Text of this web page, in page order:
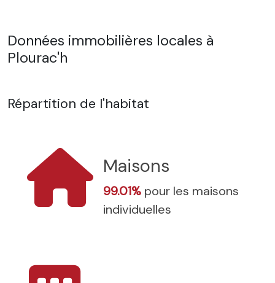
Données immobilières locales à
Plourac'h
Répartition de l'habitat
Maisons
99.01% pour les maisons
individuelles